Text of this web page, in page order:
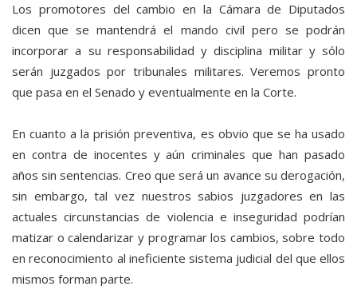
Los promotores del cambio en la Cámara de Diputados
dicen que se mantendrá el mando civil pero se podrán
incorporar a su responsabilidad y disciplina militar y sólo
serán juzgados por tribunales militares. Veremos pronto
que pasa en el Senado y eventualmente en la Corte.
En cuanto a la prisión preventiva, es obvio que se ha usado
en contra de inocentes y aún criminales que han pasado
años sin sentencias. Creo que será un avance su derogación,
sin embargo, tal vez nuestros sabios juzgadores en las
actuales circunstancias de violencia e inseguridad podrían
matizar o calendarizar y programar los cambios, sobre todo
en reconocimiento al ineficiente sistema judicial del que ellos
mismos forman parte.